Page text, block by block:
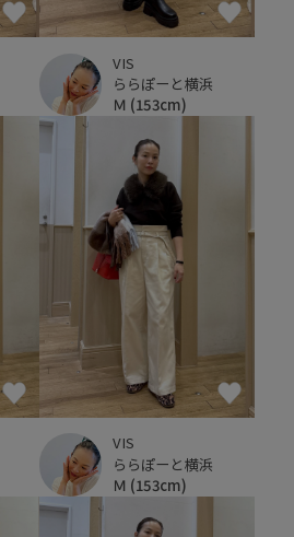
VIS
ららぽーと横浜
Ｍ (153cm)
VIS
ららぽーと横浜
Ｍ (153cm)